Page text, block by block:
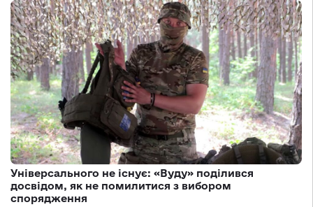
Універсального не існує: «Вуду» поділився
досвідом, як не помилитися з вибором
спорядження